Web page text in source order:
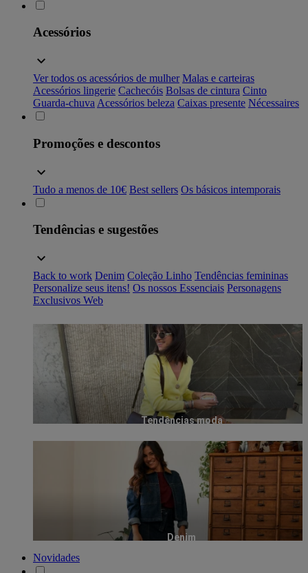
Acessórios
Ver todos os acessórios de mulher Malas e carteiras
Acessórios lingerie Cachecóis Bolsas de cintura Cinto
Guarda-chuva Acessórios beleza Caixas presente Nécessaires
Promoções e descontos
Tudo a menos de 10€ Best sellers Os básicos intemporais
Tendências e sugestões
Back to work Denim Coleção Linho Tendências femininas
Personalize seus itens! Os nossos Essenciais Personagens
Exclusivos Web
Tendências moda
Denim
Novidades